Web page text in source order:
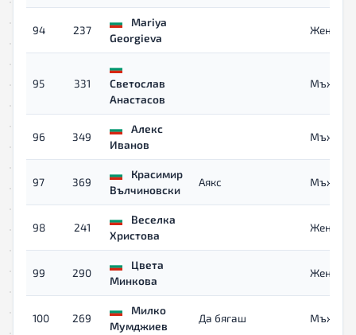
94 237
Mariya
Georgieva
Жени
95 331
Светослав
Анастасов
Мъже
96 349
Алекс
Иванов
Мъже
97 369
Красимир
Вълчиновски
Аякс Мъже
98 241
Веселка
Христова
Жени
99 290
Цвета
Минкова
Жени
100 269
Милко
Мумджиев
Да бягаш Мъже